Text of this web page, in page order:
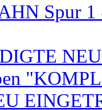
Spur 1